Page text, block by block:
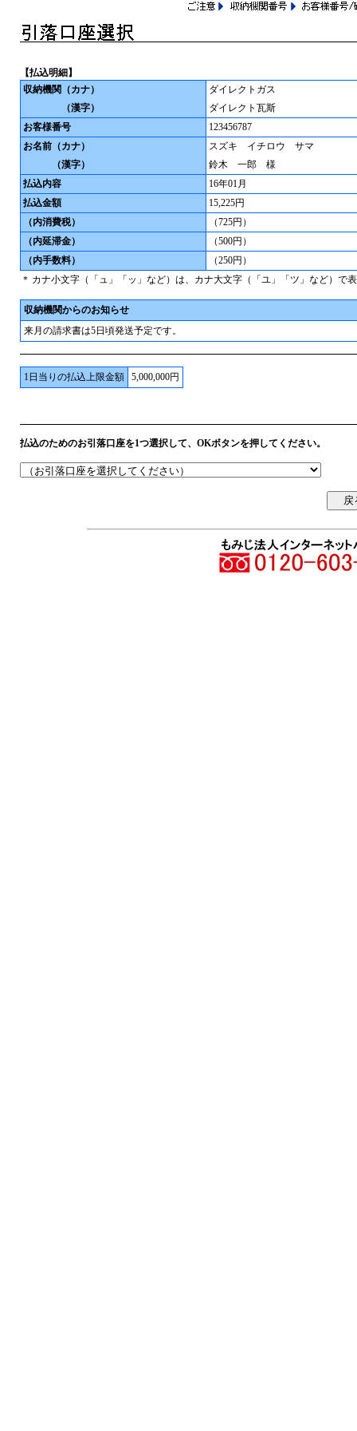
【払込明細】
収納機関 （カナ）
（漢字）
ダイレクトガス
ダイレクト瓦斯
お客様番号
123456787
お名前（カナ）
（漢字）
スズキ イチロウ サマ
鈴木 一郎 様
払込内容
16年01月
払込金額
15,225円
（内消費税）
（725円）
（内延滞金）
（500円）
（内手数料）
（250円）
＊ カナ小文字（「ュ」「ッ」など）は、カナ大文字（「ユ」「ツ」など）で
収納機関からのお知らせ
来月の請求書は5日頃発送予定です。
1日当りの払込上限金額 5,000,000円
払込のためのお引落口座を1つ選択して、OKボタンを押してください。